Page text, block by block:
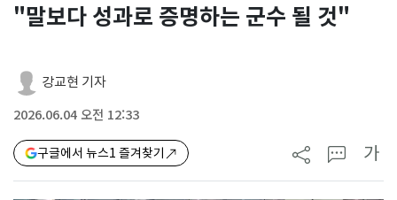
"말보다 성과로 증명하는 군수 될 것"
강교현 기자
2026.06.04 오전 12:33
구글에서 뉴스1 즐겨찾기 가